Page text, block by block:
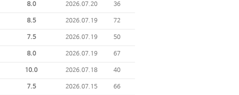
8.0 2026.07.20 36
8.5 2026.07.19 72
7.5 2026.07.19 50
8.0 2026.07.19 67
10.0 2026.07.18 40
7.5 2026.07.15 66